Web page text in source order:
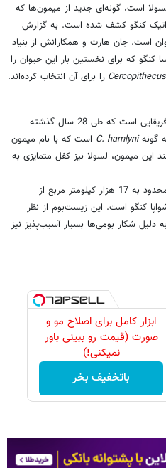
است، گونه‌ای جدید از میمون‌ها که
کنگو کشف شده است. به گزارش
است. جان هارت و همکارانش از بنیاد
که برای نخستین بار این حیوان را
را برای آن انتخاب کرده‌اند.
لسولا یکی از تنها دو گونه میمون‌های آفریقایی است که طی 28 سال گذشته
گونهC. hamlyni است که با نام میمون
میمون، لسولا نیز کفل متمایزی به
زیست‌بوم این میمون تازه کشف شده محدود به 17 هزار کیلومتر مربع از
کنگو است. این زیست‌بوم از نظر
شکار بومی‌ها بسیار آسیب‌پذیز نیز
ابزار کامل برای اصلاح مو و
صورت (قیمت رو ببینی باور
نمیکنی!)
باتخفیف بخر